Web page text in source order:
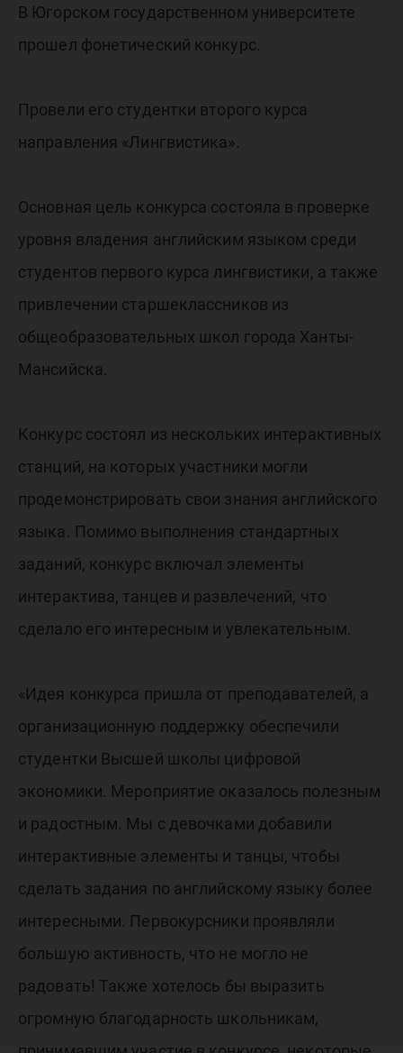
В Югорском государственном университете
прошел фонетический конкурс.
Провели его студентки второго курса
направления «Лингвистика».
Основная цель конкурса состояла в проверке
уровня владения английским языком среди
студентов первого курса лингвистики, а также
привлечении старшеклассников из
общеобразовательных школ города Ханты-
Мансийска.
Конкурс состоял из нескольких интерактивных
станций, на которых участники могли
продемонстрировать свои знания английского
языка. Помимо выполнения стандартных
заданий, конкурс включал элементы
интерактива, танцев и развлечений, что
сделало его интересным и увлекательным.
«Идея конкурса пришла от преподавателей, а
организационную поддержку обеспечили
студентки Высшей школы цифровой
экономики. Мероприятие оказалось полезным
и радостным. Мы с девочками добавили
интерактивные элементы и танцы, чтобы
сделать задания по английскому языку более
интересными. Первокурсники проявляли
большую активность, что не могло не
радовать! Также хотелось бы выразить
огромную благодарность школьникам,